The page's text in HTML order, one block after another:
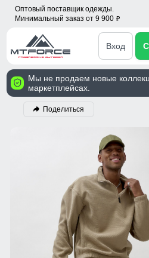
Оптовый поставщик одежды.
Минимальный заказ от 9 900 p
Вход
Мы не продаем новые
маркетплейсах.
Поделиться